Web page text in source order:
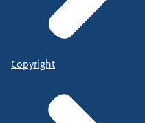
Copyright